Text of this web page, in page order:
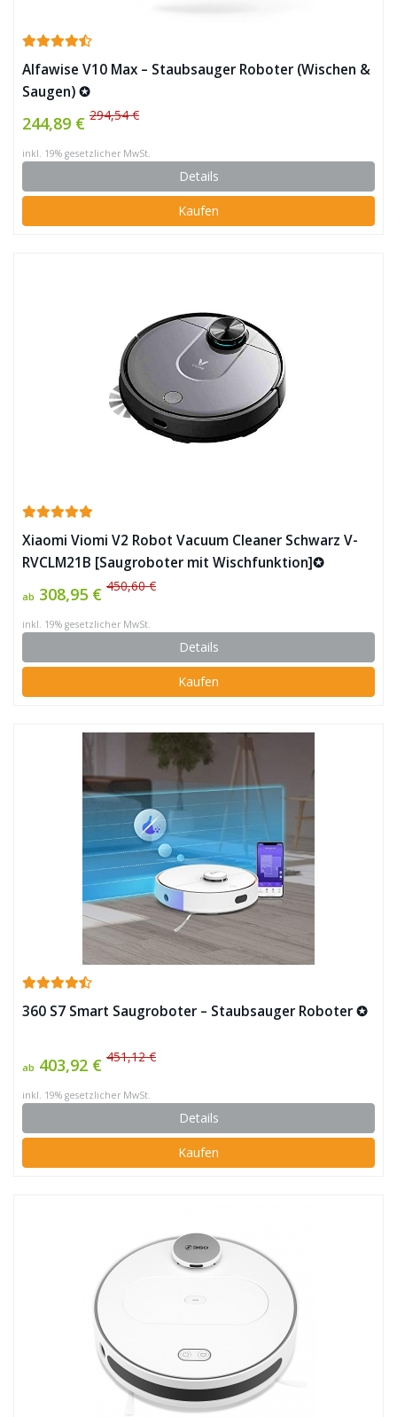
Alfawise V10 Max – Staubsauger Roboter (Wischen &
Saugen) ✪
244,89 € 294,54 €
inkl. 19% gesetzlicher MwSt.
Details
Kaufen
Xiaomi Viomi V2 Robot Vacuum Cleaner Schwarz V-
RVCLM21B [Saugroboter mit Wischfunktion]✪
ab 308,95 € 450,60 €
inkl. 19% gesetzlicher MwSt.
Details
Kaufen
360 S7 Smart Saugroboter – Staubsauger Roboter ✪
ab 403,92 € 451,12 €
inkl. 19% gesetzlicher MwSt.
Details
Kaufen